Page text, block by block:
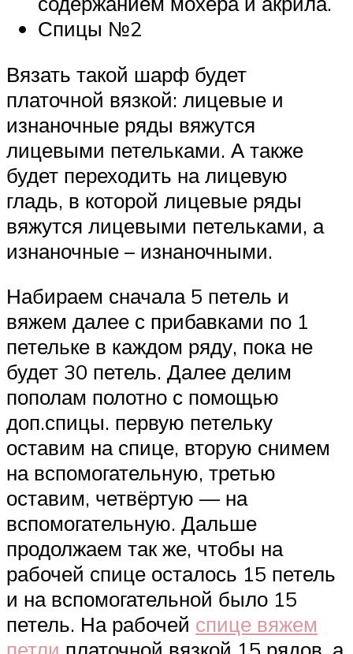
Спицы №2
Вязать такой шарф будет
платочной вязкой: лицевые и
изнаночные ряды вяжутся
лицевыми петельками. А также
будет переходить на лицевую
гладь, в которой лицевые ряды
вяжутся лицевыми петельками, а
изнаночные – изнаночными.
Набираем сначала 5 петель и
вяжем далее с прибавками по 1
петельке в каждом ряду, пока не
будет 30 петель. Далее делим
пополам полотно с помощью
доп.спицы. первую петельку
оставим на спице, вторую снимем
на вспомогательную, третью
оставим, четвёртую — на
вспомогательную. Дальше
продолжаем так же, чтобы на
рабочей спице осталось 15 петель
и на вспомогательной было 15
петель. На рабочей спице вяжем